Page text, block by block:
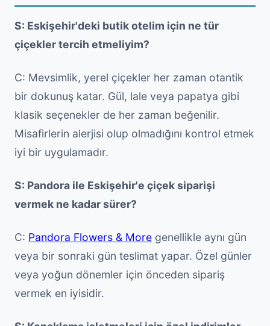
S: Eskişehir'deki butik otelim için ne tür
çiçekler tercih etmeliyim?
C: Mevsimlik, yerel çiçekler her zaman otantik
bir dokunuş katar. Gül, lale veya papatya gibi
klasik seçenekler de her zaman beğenilir.
Misafirlerin alerjisi olup olmadığını kontrol etmek
iyi bir uygulamadır.
S: Pandora ile Eskişehir'e çiçek siparişi
vermek ne kadar sürer?
C: Pandora Flowers & More genellikle aynı gün
veya bir sonraki gün teslimat yapar. Özel günler
veya yoğun dönemler için önceden sipariş
vermek en iyisidir.